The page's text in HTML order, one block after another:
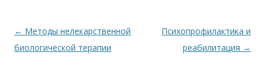
Навигация
по
← Методы нелекарственной
биологической терапии
Психопрофилактика и
реабилитация →